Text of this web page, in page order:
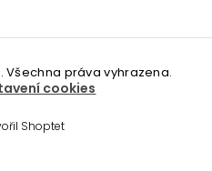
Shoptet
. Všechna práva vyhrazena.
cookies